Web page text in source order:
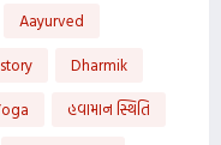
Aayurved
Dharmik
હવામાન સ્થિતિ